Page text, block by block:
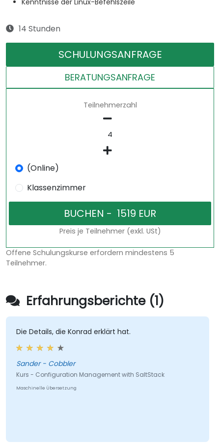
Kenntnisse der Linux-Befehlszeile
14 Stunden
SCHULUNGSANFRAGE
BERATUNGSANFRAGE
Teilnehmerzahl
(Online)
Klassenzimmer
Preis je Teilnehmer (exkl. USt)
Offene Schulungskurse erfordern mindestens 5
Teilnehmer.
Erfahrungsberichte (1)
Die Details, die Konrad erklärt hat.
Sander - Cobbler
Kurs - Configuration Management with SaltStack
Maschinelle Übersetzung